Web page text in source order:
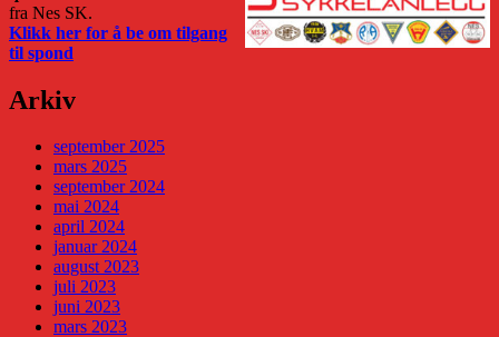
fra Nes SK.
Klikk her for å be om tilgang
til spond
Arkiv
september 2025
mars 2025
september 2024
mai 2024
april 2024
januar 2024
august 2023
juli 2023
juni 2023
mars 2023